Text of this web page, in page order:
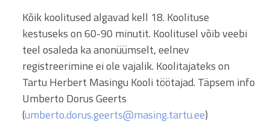
Kõik koolitused algavad kell 18. Koolituse
kestuseks on 60-90 minutit. Koolitusel võib veebi
teel osaleda ka anonüümselt, eelnev
registreerimine ei ole vajalik. Koolitajateks on
Tartu Herbert Masingu Kooli töötajad. Täpsem info
Umberto Dorus Geerts
(umberto.dorus.geerts@masing.tartu.ee)